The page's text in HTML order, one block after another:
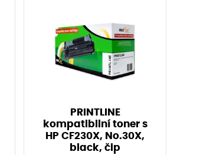
PRINTLINE
kompatibilní toner s
HP CF230X, No.30X,
black, čip